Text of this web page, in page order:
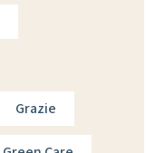
Grazie